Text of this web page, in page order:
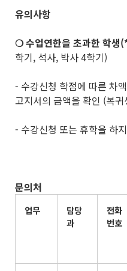
유의사항
❍ 수업연한을 초과한 학생
학기, 석사, 박사 4학기)
- 수강신청 학점에 따른 차
고지서의 금액을 확인 (복귀
- 수강신청 또는 휴학을 하
문의처
업무
담당
과
전화
번호